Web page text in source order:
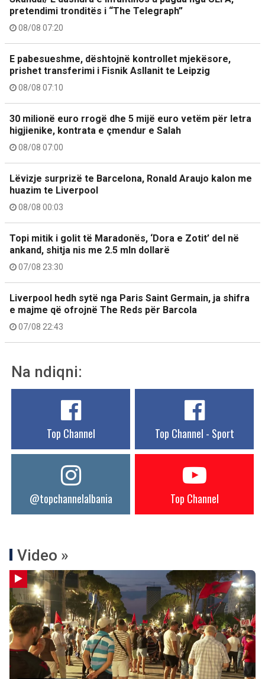
pretendimi tronditës i “The Telegraph”
08/08 07:20
E pabesueshme, dështojnë kontrollet mjekësore,
prishet transferimi i Fisnik Asllanit te Leipzig
08/08 07:10
30 milionë euro rrogë dhe 5 mijë euro vetëm për letra
higjienike, kontrata e çmendur e Salah
08/08 07:00
Lëvizje surprizë te Barcelona, Ronald Araujo kalon me
huazim te Liverpool
08/08 00:03
Topi mitik i golit të Maradonës, ‘Dora e Zotit’ del në
ankand, shitja nis me 2.5 mln dollarë
07/08 23:30
Liverpool hedh sytë nga Paris Saint Germain, ja shifra
e majme që ofrojnë The Reds për Barcola
07/08 22:43
Na ndiqni:
Top Channel Top Channel - Sport
@topchannelalbania Top Channel
Video »